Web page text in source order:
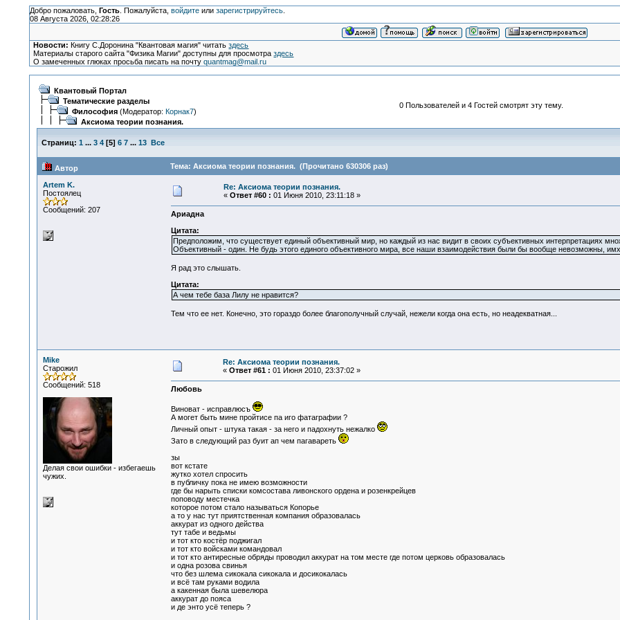
Добро пожаловать, Гость. Пожалуйста, войдитеили зарегистрируйтесь.
08 Августа 2026, 02:28:26
Новости: Книгу С.Доронина "Квантовая магия" читатьздесь
Материалы старого сайта "Физика Магии" доступны для просмотраздесь
О замеченных глюках просьба писать на почтуquantmag@mail.ru
Квантовый Портал
Тематические разделы
Философия(Модератор: Корнак7)
Аксиома теории познания.
0 Пользователей и 4 Гостей смотрят эту тему.
Страниц: 1 ... 3 4[5] 6 7 ... 13 Все
Автор Тема: Аксиома теории познания. (Прочитано 630306 раз)
Artem K.
Постоялец
Сообщений: 207
Re: Аксиома теории познания.
« Ответ #60 : 01 Июня 2010, 23:11:18 »
Ариадна
Цитата:
Предположим, что существует единый объективный мир, но каждый из нас видит в своих субъективных интерпретациях
Объективный - один. Не будь этого единого объективного мира, все наши взаимодействия были бы вообще невозможны,
Я рад это слышать.
Цитата:
А чем тебе база Лилу не нравится?
Тем что ее нет. Конечно, это гораздо более благополучный случай, нежели когда она есть, но неадекватная...
Mike
Старожил
Сообщений: 518
Делая свои ошибки - избегаешь
чужих.
Re: Аксиома теории познания.
« Ответ #61 : 01 Июня 2010, 23:37:02 »
Любовь
Виноват - исправлюсъ
А могет быть мине пройтисе па иго фатаграфии ?
Личный опыт - штука такая - за него и падохнуть нежалко
Зато в следующий раз буит ап чем пагавареть
зы
вот кстате
жутко хотел спросить
в публичку пока не имею возможности
где бы нарыть списки комсостава ливонского ордена и розенкрейцев
поповоду местечка
которое потом стало называться Копорье
а то у нас тут приятственная компания образовалась
аккурат из одного действа
тут табе и ведьмы
и тот кто костёр поджигал
и тот кто войсками командовал
и тот кто антиресные обряды проводил аккурат на том месте где потом церковь образовалась
и одна розова свинья
что без шлема сикокала сикокала и досикокалась
и всё там руками водила
а какенная была шевелюра
аккурат до пояса
и де энто усё теперь ?